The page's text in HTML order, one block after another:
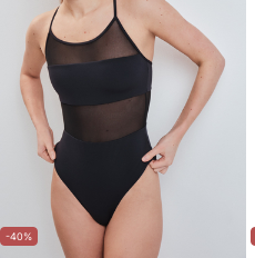
-40%